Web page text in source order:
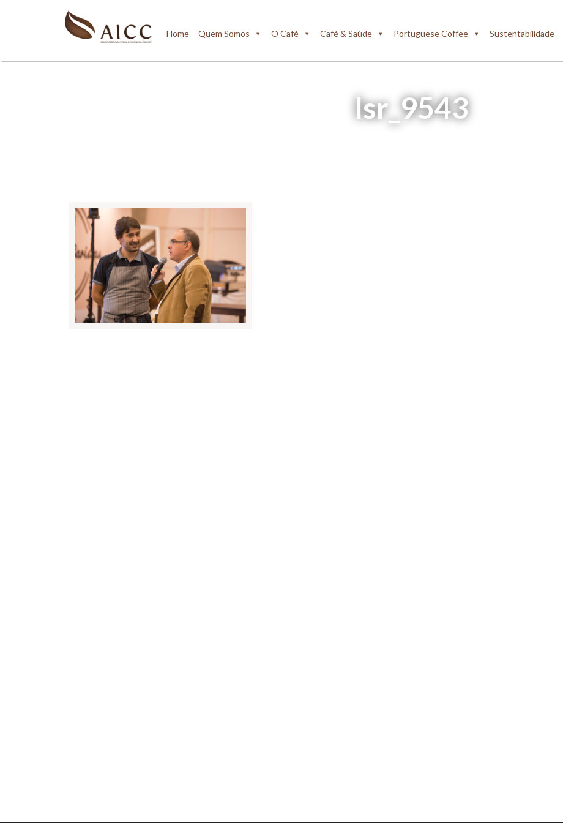
Home Quem Somos O Café Café & Saúde Portuguese Coffee Sustentabilidade
lsr_9543